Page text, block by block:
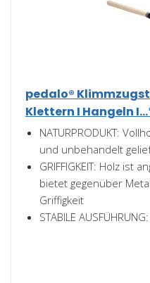
pedalo®
Klettern I Hangeln
NATURPRODUKT:
und unbehandelt
GRIFFIGKEIT: Holz ist
bietet gegenüber
Griffigkeit
STABILE